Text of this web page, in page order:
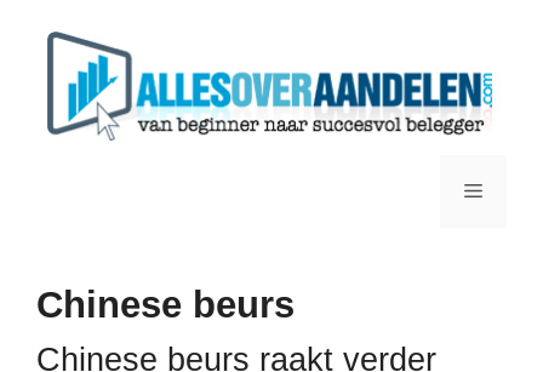
Menu
Chinese beurs
Chinese beurs raakt verder